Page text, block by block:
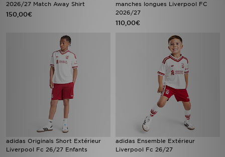
2026/27 Match Away Shirt
150,00€
manches longues Liverpool FC
2026/27
110,00€
adidas Originals Short Extérieur
Liverpool Fc 26/27 Enfants
adidas Ensemble Extérieur
Liverpool Fc 26/27